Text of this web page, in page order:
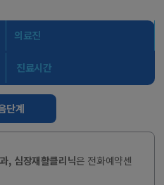
의료진
진료시간
단계
, 심장재활클리닉은 전화예약센